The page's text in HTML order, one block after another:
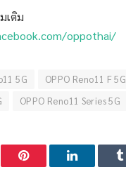
เติม
oppothai/
5G
OPPO Reno11 F 5G
OPPO Reno11 Series 5G
Pinterest LinkedIn